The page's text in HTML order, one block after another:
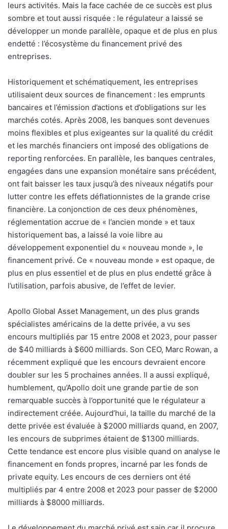
leurs activités. Mais la face cachée de ce succès est plus
sombre et tout aussi risquée : le régulateur a laissé se
développer un monde parallèle, opaque et de plus en plus
endetté : l’écosystème du financement privé des
entreprises.
Historiquement et schématiquement, les entreprises
utilisaient deux sources de financement : les emprunts
bancaires et l’émission d’actions et d’obligations sur les
marchés cotés. Après 2008, les banques sont devenues
moins flexibles et plus exigeantes sur la qualité du crédit
et les marchés financiers ont imposé des obligations de
reporting renforcées. En parallèle, les banques centrales,
engagées dans une expansion monétaire sans précédent,
ont fait baisser les taux jusqu’à des niveaux négatifs pour
lutter contre les effets déflationnistes de la grande crise
financière. La conjonction de ces deux phénomènes,
réglementation accrue de « l’ancien monde » et taux
historiquement bas, a laissé la voie libre au
développement exponentiel du « nouveau monde », le
financement privé. Ce « nouveau monde » est opaque, de
plus en plus essentiel et de plus en plus endetté grâce à
l’utilisation, parfois abusive, de l’effet de levier.
Apollo Global Asset Management, un des plus grands
spécialistes américains de la dette privée, a vu ses
encours multipliés par 15 entre 2008 et 2023, pour passer
de $40 milliards à $600 milliards. Son CEO, Marc Rowan, a
récemment expliqué que les encours devraient encore
doubler sur les 5 prochaines années. Il a aussi expliqué,
humblement, qu’Apollo doit une grande partie de son
remarquable succès à l’opportunité que le régulateur a
indirectement créée. Aujourd’hui, la taille du marché de la
dette privée est évaluée à $2000 milliards quand, en 2007,
les encours de subprimes étaient de $1300 milliards.
Cette tendance est encore plus visible quand on analyse le
financement en fonds propres, incarné par les fonds de
private equity. Les encours de ces derniers ont été
multipliés par 4 entre 2008 et 2023 pour passer de $2000
milliards à $8000 milliards.